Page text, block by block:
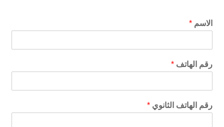
الاسم *
رقم الهاتف *
رقم الهاتف الثانوي *